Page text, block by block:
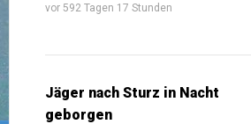
vor 592 Tagen 17 Stunden
Jäger nach Sturz in Nacht
geborgen